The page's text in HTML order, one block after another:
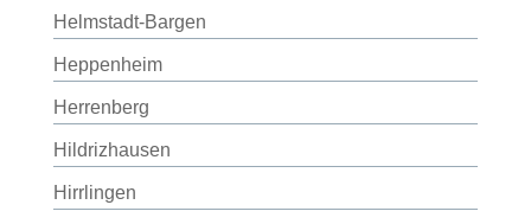
Helmstadt-Bargen
Heppenheim
Herrenberg
Hildrizhausen
Hirrlingen